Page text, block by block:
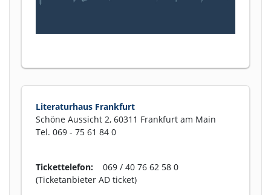
Literaturhaus Frankfurt
Schöne Aussicht 2, 60311 Frankfurt am Main
Tel. 069 - 75 61 84 0
Tickettelefon: 069 / 40 76 62 58 0
(Ticketanbieter AD ticket)